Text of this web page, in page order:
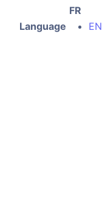
Language
FR
EN